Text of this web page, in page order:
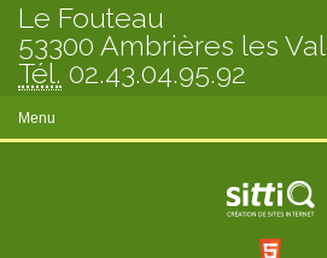
Le Fouteau
53300 Ambrières les
Tél. 02.43.04.95.92
Menu